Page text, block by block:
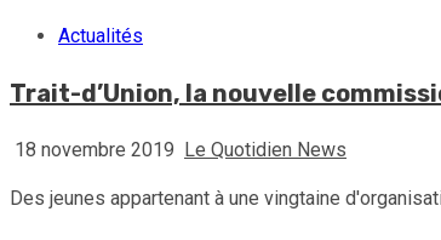
Actualités
Trait-d’Union, la nouvelle
18 novembre 2019 Le Quotidien News
Des jeunes appartenant à une vingtaine